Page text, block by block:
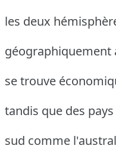
les deux
géographiquement
se trouve
tandis que des
sud comme